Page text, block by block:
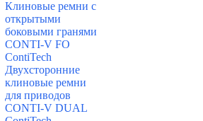
Клиновые ремни с
открытыми
боковыми гранями
CONTI-V FO
ContiTech
Двухсторонние
клиновые ремни
для приводов
CONTI-V DUAL